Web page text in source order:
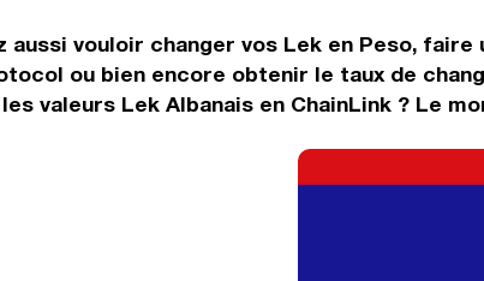
aussi vouloir changer vos Lek en Peso,
ou bien encore obtenir le taux de
valeurs Lek Albanais en ChainLink ? Le